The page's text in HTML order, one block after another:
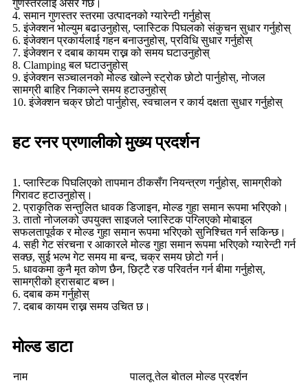
गुणस्तरलाई असर गर्छ।
4. समान गुणस्तर स्तरमा उत्पादनको ग्यारेन्टी गर्नुहोस्
5. इंजेक्शन भोल्युम बढाउनुहोस्, प्लास्टिक पिघलको संकुचन सुधार गर्नुहोस्
6. इंजेक्शन प्रकार्यलाई गहन बनाउनुहोस्, प्रविधि सुधार गर्नुहोस्
7. इंजेक्शन र दबाब कायम राख्न को समय घटाउनुहोस्
8. Clamping बल घटाउनुहोस्
9. इंजेक्शन सञ्चालनको मोल्ड खोल्ने स्ट्रोक छोटो पार्नुहोस्, नोजल
सामग्री बाहिर निकाल्ने समय हटाउनुहोस्
10. इंजेक्शन चक्र छोटो पार्नुहोस्, स्वचालन र कार्य दक्षता सुधार गर्नुहोस्
हट रनर प्रणालीको मुख्य प्रदर्शन
1. प्लास्टिक पिघलिएको तापमान ठीकसँग नियन्त्रण गर्नुहोस्, सामग्रीको
गिरावट हटाउनुहोस्।
2. प्राकृतिक सन्तुलित धावक डिजाइन, मोल्ड गुहा समान रूपमा भरिएको।
3. तातो नोजलको उपयुक्त साइजले प्लास्टिक पग्लिएको मोबाइल
सफलतापूर्वक र मोल्ड गुहा समान रूपमा भरिएको सुनिश्चित गर्न सकिन्छ।
4. सही गेट संरचना र आकारले मोल्ड गुहा समान रूपमा भरिएको ग्यारेन्टी गर्न
सक्छ, सुई भल्भ गेट समय मा बन्द, चक्र समय छोटो गर्न।
5. धावकमा कुनै मृत कोण छैन, छिट्टै रङ परिवर्तन गर्न बीमा गर्नुहोस्,
सामग्रीको ह्रासबाट बच्न।
6. दबाब कम गर्नुहोस्
7. दबाब कायम राख्न समय उचित छ।
मोल्ड डाटा
नाम
पालतू तेल बोतल मोल्ड प्रदर्शन